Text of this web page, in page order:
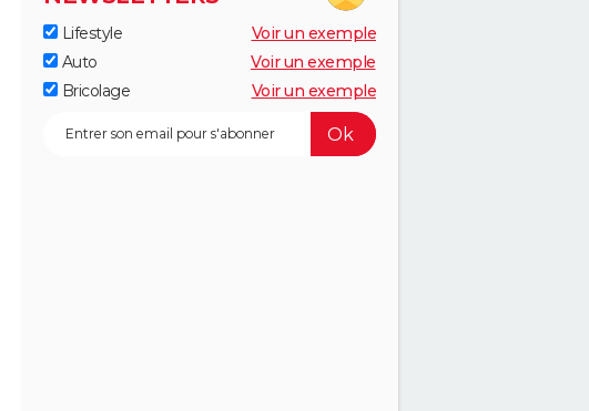
Lifestyle
Voir un exemple
Auto
Voir un exemple
Bricolage
Voir un exemple